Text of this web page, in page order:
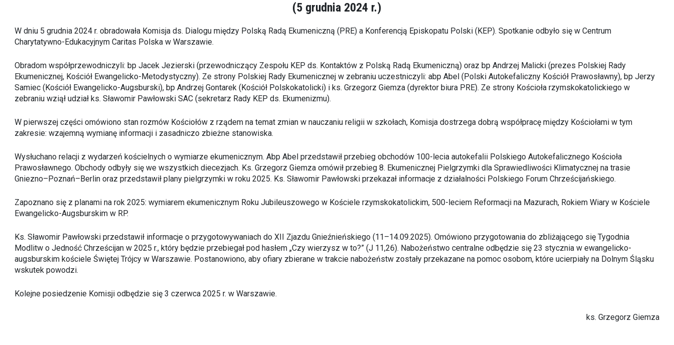
(5 grudnia 2024 r.)
W dniu 5 grudnia 2024 r. obradowała Komisja ds. Dialogu między Polską Radą Ekumeniczną (PRE) a Konferencją Episkopatu Polski (KEP). Spotkanie odbyło się w Centrum
Charytatywno-Edukacyjnym Caritas Polska w Warszawie.
Obradom współprzewodniczyli: bp Jacek Jezierski (przewodniczący Zespołu KEP ds. Kontaktów z Polską Radą Ekumeniczną) oraz bp Andrzej Malicki (prezes Polskiej Rady
Ekumenicznej, Kościół Ewangelicko-Metodystyczny). Ze strony Polskiej Rady Ekumenicznej w zebraniu uczestniczyli: abp Abel (Polski Autokefaliczny Kościół Prawosławny), bp Jerzy
Samiec (Kościół Ewangelicko-Augsburski), bp Andrzej Gontarek (Kościół Polskokatolicki) i ks. Grzegorz Giemza (dyrektor biura PRE). Ze strony Kościoła rzymskokatolickiego w
zebraniu wziął udział ks. Sławomir Pawłowski SAC (sekretarz Rady KEP ds. Ekumenizmu).
W pierwszej części omówiono stan rozmów Kościołów z rządem na temat zmian w nauczaniu religii w szkołach, Komisja dostrzega dobrą współpracę między Kościołami w tym
zakresie: wzajemną wymianę informacji i zasadniczo zbieżne stanowiska.
Wysłuchano relacji z wydarzeń kościelnych o wymiarze ekumenicznym. Abp Abel przedstawił przebieg obchodów 100-lecia autokefalii Polskiego Autokefalicznego Kościoła
Prawosławnego. Obchody odbyły się we wszystkich diecezjach. Ks. Grzegorz Giemza omówił przebieg 8. Ekumenicznej Pielgrzymki dla Sprawiedliwości Klimatycznej na trasie
Gniezno–Poznań–Berlin oraz przedstawił plany pielgrzymki w roku 2025. Ks. Sławomir Pawłowski przekazał informacje z działalności Polskiego Forum Chrześcijańskiego.
Zapoznano się z planami na rok 2025: wymiarem ekumenicznym Roku Jubileuszowego w Kościele rzymskokatolickim, 500-leciem Reformacji na Mazurach, Rokiem Wiary w Kościele
Ewangelicko-Augsburskim w RP.
Ks. Sławomir Pawłowski przedstawił informacje o przygotowywaniach do XII Zjazdu Gnieźnieńskiego (11–14.09.2025). Omówiono przygotowania do zbliżającego się Tygodnia
Modlitw o Jedność Chrześcijan w 2025 r., który będzie przebiegał pod hasłem „Czy wierzysz w to?” (J 11,26). Nabożeństwo centralne odbędzie się 23 stycznia w ewangelicko-
augsburskim kościele Świętej Trójcy w Warszawie. Postanowiono, aby ofiary zbierane w trakcie nabożeństw zostały przekazane na pomoc osobom, które ucierpiały na Dolnym Śląsku
wskutek powodzi.
Kolejne posiedzenie Komisji odbędzie się 3 czerwca 2025 r. w Warszawie.
ks. Grzegorz Giemza